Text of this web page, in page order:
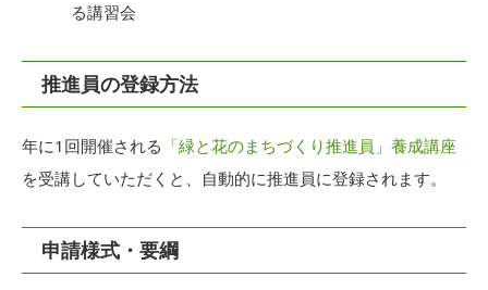
る講習会
推進員の登録方法
年に1回開催される 「緑と花のまちづくり推進員」養成講座
を受講していただくと、自動的に推進員に登録されます。
申請様式・要綱